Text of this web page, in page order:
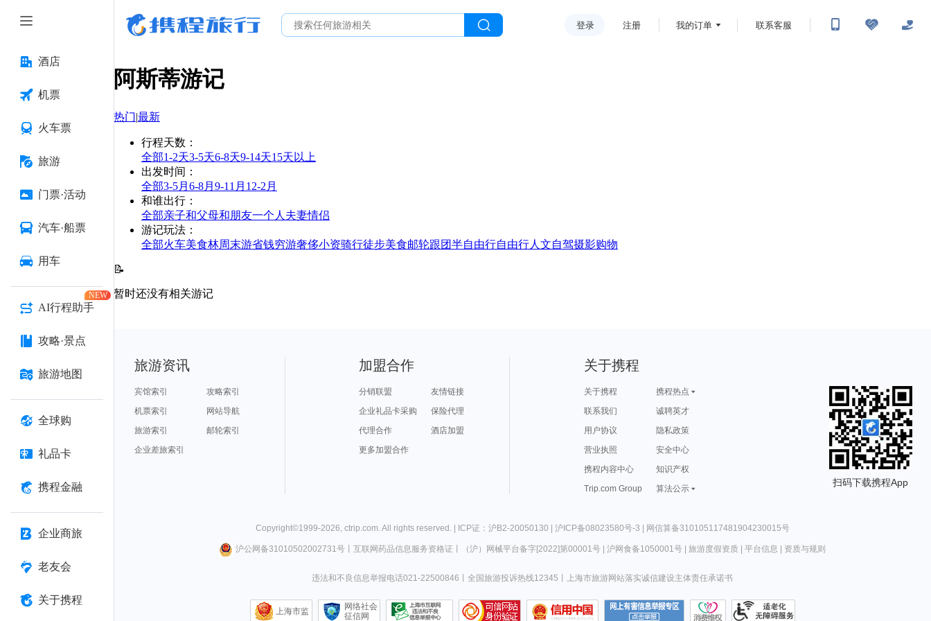
酒店
机票
火车票
旅游
门票·活动
汽车·船票
用车
AI行程助手
NEW
攻略·景点
旅游地图
全球购
礼品卡
携程金融
企业商旅
老友会
关于携程
登录 注册 我的订单 联系客服
阿斯蒂游记
热门|最新
行程天数 ：
全部1-2天3-5天6-8天9-14天15天以上
出发时间 ：
全部3-5月 6-8月 9-11月 12-2月
和谁出行 ：
全部亲子和父母和朋友一个人 夫妻情侣
游记玩法 ：
全部火车美食林周末游省钱穷游奢侈小资骑行徒步美食邮轮跟团半自由行自由行人文自驾摄影购物
📝
暂时还没有相关游记
旅游资讯
宾馆索引
攻略索引
机票索引
网站导航
旅游索引
邮轮索引
企业差旅索引
加盟合作
分销联盟
友情链接
企业礼品卡采购
保险代理
代理合作
酒店加盟
更多加盟合作
关于携程
关于携程
携程热点
联系我们
诚聘英才
用户协议
隐私政策
营业执照
安全中心
携程内容中心
知识产权
Trip.com Group
算法公示
扫码下载携程App
Copyright©1999-2026, ctrip.com. All rights reserved. | ICP证：沪B2-20050130 | 沪ICP备08023580号-3 | 网信算备310105117481904230015号
沪公网备31010502002731号丨 互联网药品信息服务资格证 （沪）网械平台备字[2022]第00001号| 沪网食备1050001号| 旅游度假资质| 平台信息 资质与规则
违法和不良信息举报电话021-22500846 全国旅游投诉热线12345 上海市旅游网站落实诚信建设主体责任承诺书
上海市监
网络社会
征信网